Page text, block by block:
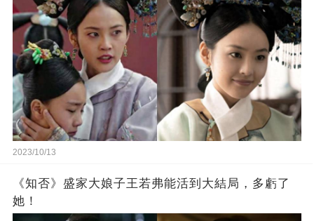
2023/10/13
《知否》盛家大娘子王若弗能活到大結局，多虧了
她！